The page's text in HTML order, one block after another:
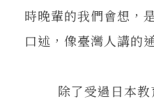
時晚輩的我們會想，
口述，像臺灣人講的
除了受過日本教育